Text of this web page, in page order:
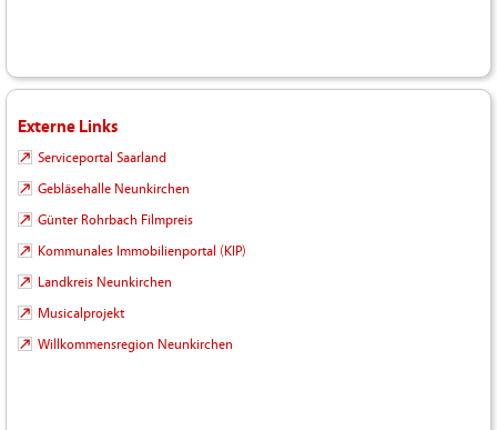
Externe Links
Serviceportal Saarland
Gebläsehalle Neunkirchen
Günter Rohrbach Filmpreis
Kommunales Immobilienportal (KIP)
Landkreis Neunkirchen
Musicalprojekt
Willkommensregion Neunkirchen